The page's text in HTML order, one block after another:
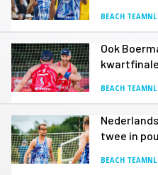
BEACH TEAMNL
Ook
BEACH TEAMNL
twee in
BEACH TEAMNL